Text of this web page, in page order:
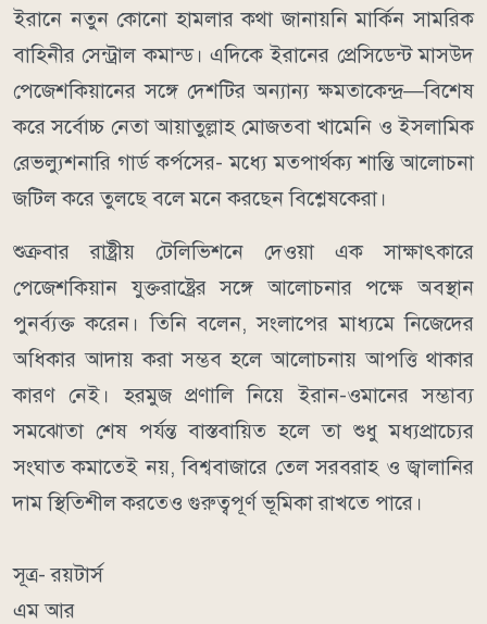
ইরানে নতুন কোনো হামলার কথা জানায়নি মার্কিন সামরিক
বাহিনীর সেন্ট্রাল কমান্ড। এদিকে ইরানের প্রেসিডেন্ট মাসউদ
পেজেশকিয়ানের সঙ্গে দেশটির অন্যান্য ক্ষমতাকেন্দ্র—বিশেষ
করে সর্বোচ্চ নেতা আয়াতুল্লাহ মোজতবা খামেনি ও ইসলামিক
রেভল্যুশনারি গার্ড কর্পসের- মধ্যে মতপার্থক্য শান্তি আলোচনা
জটিল করে তুলছে বলে মনে করছেন বিশ্লেষকেরা।
শুক্রবার রাষ্ট্রীয় টেলিভিশনে দেওয়া এক সাক্ষাৎকারে
পেজেশকিয়ান যুক্তরাষ্ট্রের সঙ্গে আলোচনার পক্ষে অবস্থান
পুনর্ব্যক্ত করেন। তিনি বলেন, সংলাপের মাধ্যমে নিজেদের
অধিকার আদায় করা সম্ভব হলে আলোচনায় আপত্তি থাকার
কারণ নেই।হরমুজ প্রণালি নিয়ে ইরান-ওমানের সম্ভাব্য
সমঝোতা শেষ পর্যন্ত বাস্তবায়িত হলে তা শুধু মধ্যপ্রাচ্যের
সংঘাত কমাতেই নয়, বিশ্ববাজারে তেল সরবরাহ ও জ্বালানির
দাম স্থিতিশীল করতেও গুরুত্বপূর্ণ ভূমিকা রাখতে পারে।
সূত্র- রয়টার্স
এম আর